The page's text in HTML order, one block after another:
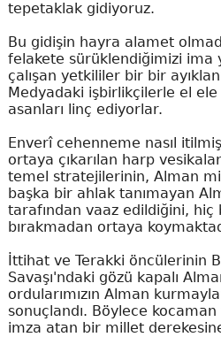
tepetaklak gidiyoruz.
Bu gidişin hayra alamet
felakete sürüklendiğimizi ima
çalışan yetkililer bir bir
Medyadaki işbirlikçilerle el ele
asanları linç ediyorlar.
Enverî cehenneme nasıl
ortaya çıkarılan harp
temel stratejilerinin, Alman
başka bir ahlak tanımayan
tarafından vaaz edildiğini,
bırakmadan ortaya
İttihat ve Terakki öncülerinin
Savaşı'ndaki gözü kapalı
ordularımızın Alman
sonuçlandı. Böylece
imza atan bir millet